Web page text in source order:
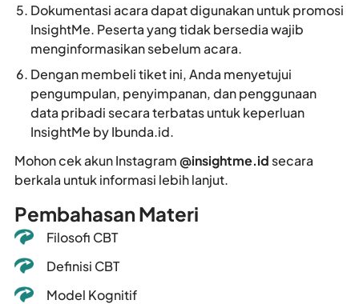
Dokumentasi acara dapat digunakan untuk promosi
InsightMe. Peserta yang tidak bersedia wajib
menginformasikan sebelum acara.
Dengan membeli tiket ini, Anda menyetujui
pengumpulan, penyimpanan, dan penggunaan
data pribadi secara terbatas untuk keperluan
InsightMe by Ibunda.id.
Mohon cek akun Instagram@insightme.id secara
berkala untuk informasi lebih lanjut.
Pembahasan Materi
Filosofi CBT
Definisi CBT
Model Kognitif